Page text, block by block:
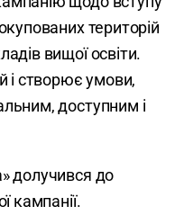
територій
вищої освіти.
і створює умови,
доступним і
долучився до
кампанії.